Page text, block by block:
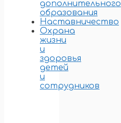
дополнительного
образования
Наставничество
Охрана
жизни
и
здоровья
детей
и
сотрудников